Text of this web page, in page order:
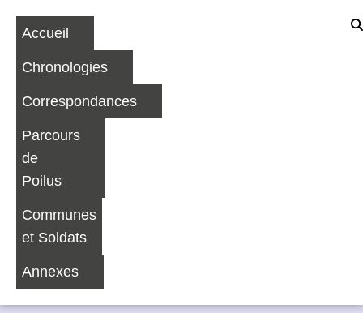
Accueil
Chronologies
Correspondances
Parcours
de
Poilus
Communes
et Soldats
Annexes